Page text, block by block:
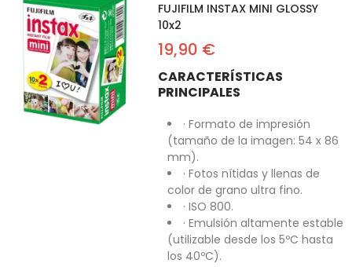
FUJIFILM INSTAX MINI GLOSSY
10x2
19,90 €
CARACTERÍSTICAS
PRINCIPALES
· Formato de impresión
(tamaño de la imagen: 54 x 86
mm).
· Fotos nítidas y llenas de
color de grano ultra fino.
· ISO 800.
· Emulsión altamente estable
(utilizable desde los 5ºC hasta
los 40ºC).